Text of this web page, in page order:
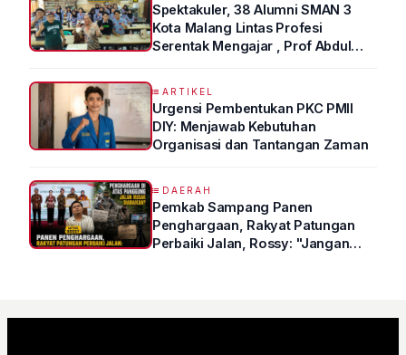
Spektakuler, 38 Alumni SMAN 3
Kota Malang Lintas Profesi
Serentak Mengajar , Prof Abdul
ARTIKEL
Urgensi Pembentukan PKC PMII
DIY: Menjawab Kebutuhan
Organisasi dan Tantangan Zaman
DAERAH
Pemkab Sampang Panen
Penghargaan, Rakyat Patungan
Perbaiki Jalan, Rossy: "Jangan